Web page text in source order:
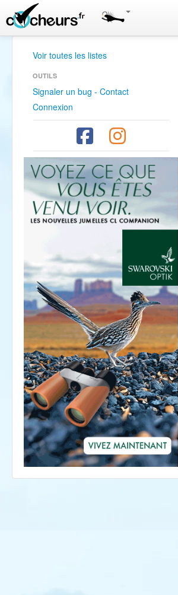
Voir toutes les listes
OUTILS
Signaler un bug - Contact
Connexion